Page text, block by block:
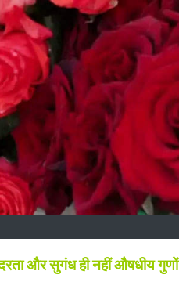
और सुगंध ही नहीं औषधीय गुणों